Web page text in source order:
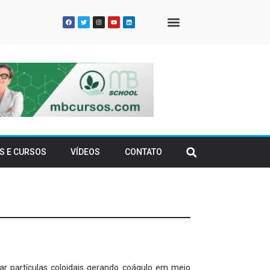
E CURSOS VÍDEOS CONTATO
partículas coloidais gerando coágulo em meio